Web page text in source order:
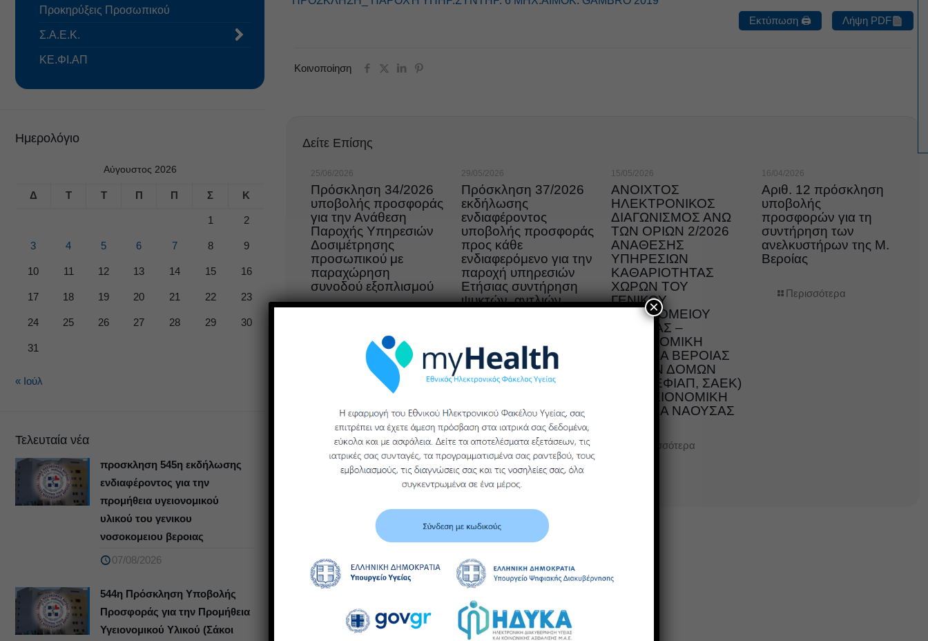
Εκτύπωση 🖨
Λήψη PDF
Κοινοποίηση
Δείτε Επίσης
25/06/2026
Πρόσκληση 34/2026
υποβολής προσφοράς
για την Ανάθεση
Παροχής Υπηρεσιών
Δοσιμέτρησης
προσωπικού με
παραχώρηση
συνοδού εξοπλισμού
29/05/2026
Πρόσκληση 37/2026
εκδήλωσης
ενδιαφέροντος
υποβολής προσφοράς
προς κάθε
ενδιαφερόμενο για την
παροχή υπηρεσιών
Ετήσιας συντήρηση
ψυκτών, αντλιών
κλιματιστικών
Περισσότερα
15/05/2026
ΑΝΟΙΧΤΟΣ
ΗΛΕΚΤΡΟΝΙΚΟΣ
ΔΙΑΓΩΝΙΣΜΟΣ ΑΝΩ
ΤΩΝ ΟΡΙΩΝ 2/2026
ΑΝΑΘΕΣΗΣ
ΥΠΗΡΕΣΙΩΝ
ΚΑΘΑΡΙΟΤΗΤΑΣ
ΧΩΡΩΝ ΤΟΥ
ΓΕΝΙΚΟΥ
ΝΟΣΟΚΟΜΕΙΟΥ
ΗΜΑΘΙΑΣ –
ΥΓΕΙΟΝΟΜΙΚΗ
ΜΟΝΑΔΑ ΒΕΡΟΙΑΣ
ΚΑΙ ΤΩΝ ΔΟΜΩΝ
ΤΗΣ (ΚΕΦΙΑΠ, ΣΑΕΚ)
ΚΑΙ ΥΓΕΙΟΝΟΜΙΚΗ
ΜΟΝΑΔΑ ΝΑΟΥΣΑΣ
Περισσότερα
16/04/2026
Αριθ. 12 πρόσκληση
υποβολής
προσφορών για τη
συντήρηση των
ανελκυστήρων της Μ.
Βεροίας
Περισσότερα
Προκηρύξεις Προσωπικού
Σ.Α.Ε.Κ.
ΚΕ.ΦΙ.ΑΠ
Ημερολόγιο
Αύγουστος 2026
Δ Τ Τ Π Π Σ Κ
1 2
3 4 5 6 7 8 9
10 11 12 13 14 15 16
17 18 19 20 21 22 23
24 25 26 27 28 29 30
31
« Ιούλ
Τελευταία νέα
προσκληση 545η εκδήλωσης
ενδιαφέροντος για την
προμήθεια υγειονομικού
υλικού του γενικου
νοσοκομειου βεροιας
07/08/2026
544η Πρόσκληση Υποβολής
Προσφοράς για την Προμήθεια
Υγειονομικού Υλικού (Σάκοι
×